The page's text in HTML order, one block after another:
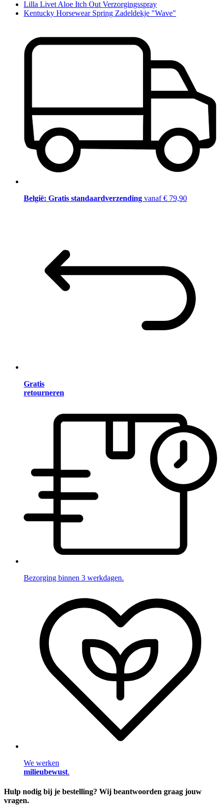
Lilla Livet Aloe Itch Out Verzorgingsspray
Kentucky Horsewear Spring Zadeldekje "Wave"
België: Gratis standaardverzending vanaf € 79,90
Gratis
retourneren
Bezorging binnen 3 werkdagen.
We werken
milieubewust.
Hulp nodig bij je bestelling? Wij beantwoorden graag jouw
vragen.